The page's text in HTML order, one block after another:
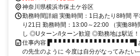
神奈川県横浜市保土ケ谷区
勤務時間詳細 実働時間：1日あたり8時間
り21日 勤務時間：13:00～22:00 （実働8
し ◎Uターン/Iターン歓迎 ◎勤務地は駅近！
仕事内容 ▛▝▝▝▝▝▝▝▝▝▝▝▝▝▝▝▝▝▝▜ あ
の先生のように 今度は自分がなってみた